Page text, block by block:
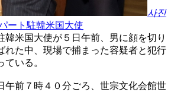
사진
ート駐韓米国大使
韓米国大使が５日午前、男に顔を切り
れた中、現場で捕まった容疑者と犯行
いる。
午前７時４０分ごろ、世宗文化会館世